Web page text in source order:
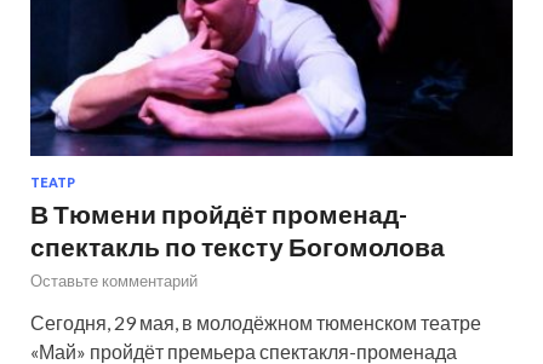
ТЕАТР
В Тюмени пройдёт променад-
спектакль по тексту Богомолова
Оставьте комментарий
Сегодня, 29 мая, в молодёжном тюменском театре
«Май» пройдёт премьера спектакля-променада